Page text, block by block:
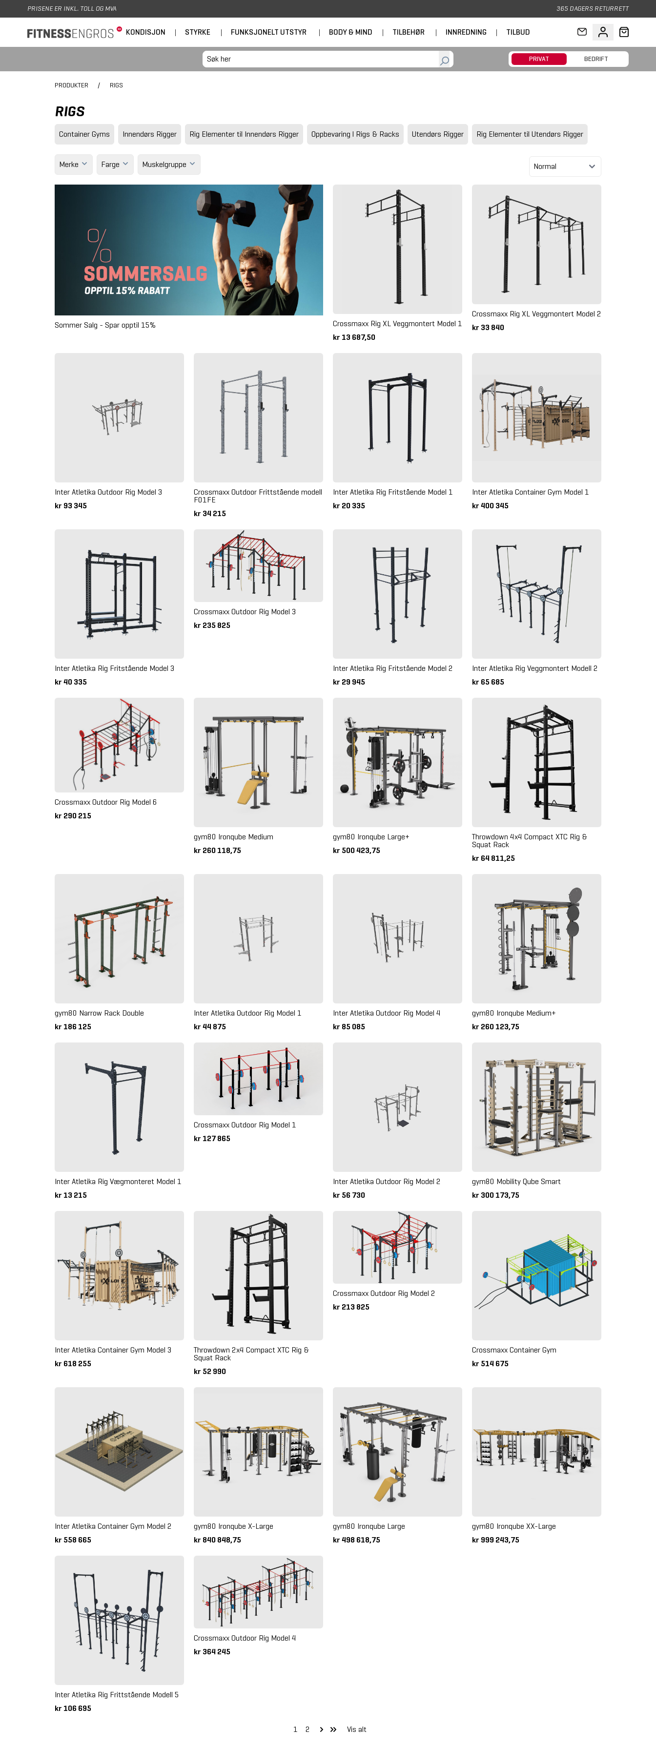
Hopp til hovedinnhold
PRISENE ER INKL. TOLL OG MVA 365 DAGERS RETURRETT
KONDISJON | STYRKE | FUNKSJONELT UTSTYR | BODY & MIND | TILBEHØR | INNREDNING | TILBUD
PRIVAT BEDRIFT
PRODUKTER / RIGS
RIGS
Container Gyms Innendørs Rigger Rig Elementer til Innendørs Rigger Oppbevaring l Rigs & Racks Utendørs Rigger Rig Elementer til Utendørs Rigger
Merke Farge Muskelgruppe
Sommer Salg - Spar opptil 15%
Crossmaxx Rig XL Veggmontert Model 1
kr 13 687,50
Crossmaxx Rig XL Veggmontert Model 2
kr 33 840
Inter Atletika Outdoor Rig Model 3
kr 93 345
Crossmaxx Outdoor Frittstående modell
F01FE
kr 34 215
Inter Atletika Rig Fritstående Model 1
kr 20 335
Inter Atletika Container Gym Model 1
kr 400 345
Inter Atletika Rig Fritstående Model 3
kr 40 335
Crossmaxx Outdoor Rig Model 3
kr 235 825
Inter Atletika Rig Fritstående Model 2
kr 29 945
Inter Atletika Rig Veggmontert Modell 2
kr 65 685
Crossmaxx Outdoor Rig Model 6
kr 290 215
gym80 Ironqube Medium
kr 260 118,75
gym80 Ironqube Large+
kr 500 423,75
Throwdown 4x4 Compact XTC Rig &
Squat Rack
kr 64 811,25
gym80 Narrow Rack Double
kr 186 125
Inter Atletika Outdoor Rig Model 1
kr 44 875
Inter Atletika Outdoor Rig Model 4
kr 85 085
gym80 Ironqube Medium+
kr 260 123,75
Inter Atletika Rig Vægmonteret Model 1
kr 13 215
Crossmaxx Outdoor Rig Model 1
kr 127 865
Inter Atletika Outdoor Rig Model 2
kr 56 730
gym80 Mobility Qube Smart
kr 300 173,75
Inter Atletika Container Gym Model 3
kr 618 255
Throwdown 2x4 Compact XTC Rig &
Squat Rack
kr 52 990
Crossmaxx Outdoor Rig Model 2
kr 213 825
Crossmaxx Container Gym
kr 514 675
Inter Atletika Container Gym Model 2
kr 558 665
gym80 Ironqube X-Large
kr 840 848,75
gym80 Ironqube Large
kr 498 618,75
gym80 Ironqube XX-Large
kr 999 243,75
Inter Atletika Rig Frittstående Modell 5
kr 106 695
Crossmaxx Outdoor Rig Model 4
kr 364 245
1 2 Vis alt